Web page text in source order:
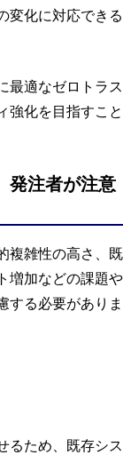
変化に対応できる
最適なゼロトラス
強化を目指すこと
発注者が注意
複雑性の高さ、既
増加などの課題や
する必要がありま
るため、既存シス